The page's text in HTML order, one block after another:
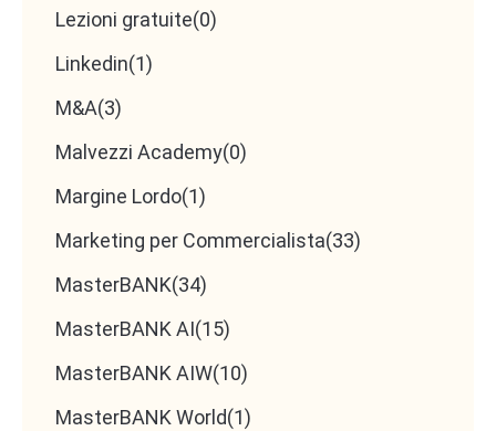
Lezioni gratuite(0)
Linkedin(1)
M&A(3)
Malvezzi Academy(0)
Margine Lordo(1)
Marketing per Commercialista(33)
MasterBANK(34)
MasterBANK AI(15)
MasterBANK AIW(10)
MasterBANK World(1)